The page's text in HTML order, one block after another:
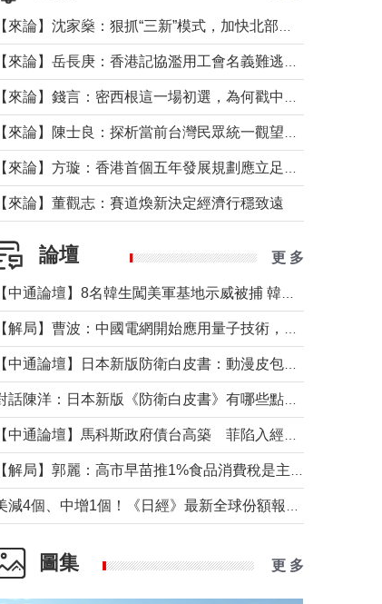
【來論】董觀志：賽道煥新決定經濟行穩致遠
論壇 更 多
圖集 更 多